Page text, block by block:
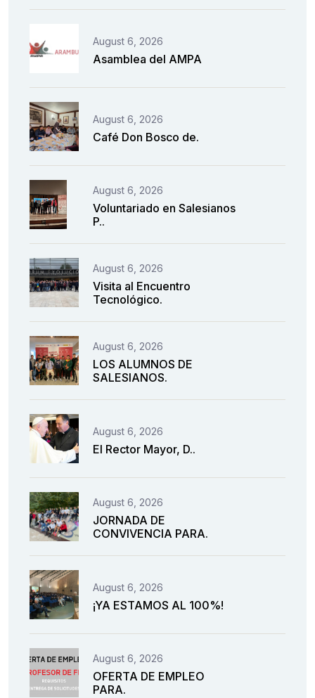
August 6, 2026
Asamblea del AMPA
August 6, 2026
Café Don Bosco de.
August 6, 2026
Voluntariado en Salesianos
P..
August 6, 2026
Visita al Encuentro
Tecnológico.
August 6, 2026
LOS ALUMNOS DE
SALESIANOS.
August 6, 2026
El Rector Mayor, D..
August 6, 2026
JORNADA DE
CONVIVENCIA PARA.
August 6, 2026
¡YA ESTAMOS AL 100%!
August 6, 2026
OFERTA DE EMPLEO
PARA.